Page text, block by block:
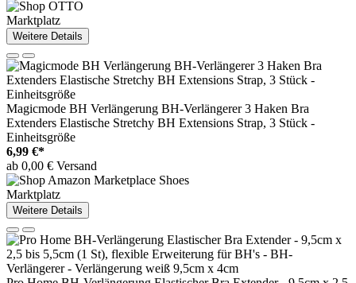
Marktplatz
Weitere Details
Magicmode BH Verlängerung BH-Verlängerer 3 Haken Bra
Extenders Elastische Stretchy BH Extensions Strap, 3 Stück -
Einheitsgröße
6,99 €*
ab 0,00 € Versand
Marktplatz
Weitere Details